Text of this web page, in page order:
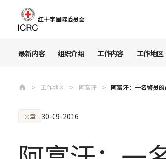
红十字国际委员会
最新内容 组织介绍 工作内容 工作地区
工作地区 阿富汗 阿富汗：一名警员
文章 30-09-2016